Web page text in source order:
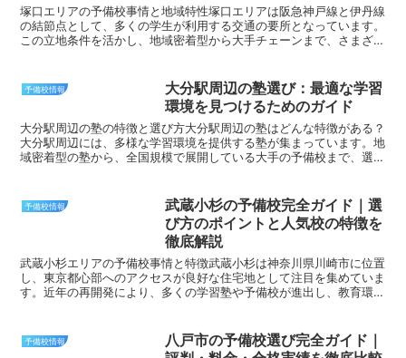
塚口エリアの予備校事情と地域特性塚口エリアは阪急神戸線と伊丹線
の結節点として、多くの学生が利用する交通の要所となっています。
この立地条件を活かし、地域密着型から大手チェーンまで、さまざま
予備校情報
大分駅周辺の塾選び：最適な学習
環境を見つけるためのガイド
大分駅周辺の塾の特徴と選び方大分駅周辺の塾はどんな特徴がある？
大分駅周辺には、多様な学習環境を提供する塾が集まっています。地
域密着型の塾から、全国規模で展開している大手の予備校まで、選択
予備校情報
武蔵小杉の予備校完全ガイド｜選
び方のポイントと人気校の特徴を
徹底解説
武蔵小杉エリアの予備校事情と特徴武蔵小杉は神奈川県川崎市に位置
し、東京都心部へのアクセスが良好な住宅地として注目を集めていま
す。近年の再開発により、多くの学習塾や予備校が進出し、教育環境
予備校情報
八戸市の予備校選び完全ガイド｜